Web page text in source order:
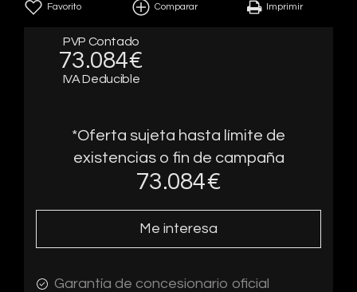
Favorito Comparar Imprimir
PVP Contado
73.084€
IVA Deducible
*Oferta sujeta hasta límite de
existencias o fin de campaña
73.084€
Me interesa
Garantía de concesionario oficial